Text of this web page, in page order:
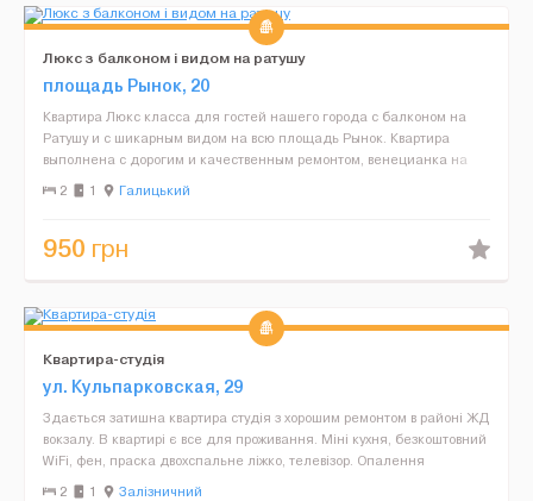
Люкс з балконом і видом на ратушу
площадь Рынок, 20
Квартира Люкс класса для гостей нашего города с балконом на
Ратушу и с шикарным видом на всю площадь Рынок. Квартира
выполнена с дорогим и качественным ремонтом, венецианка на
кухне и отделанный натуральный кирпич в комнате, споко...
2 1 Галицький
950 грн
Квартира-студія
ул. Кульпарковская, 29
Здається затишна квартира студія з хорошим ремонтом в районі ЖД
вокзалу. В квартирі є все для проживання. Міні кухня, безкоштовний
WiFi, фен, праска двохспальне ліжко, телевізор. Опалення
індивідуальне, гаряча вода на постійній ос...
2 1 Залізничний